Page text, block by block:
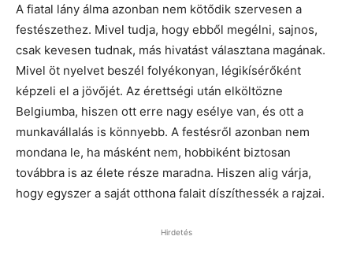
A fiatal lány álma azonban nem kötődik szervesen a
festészethez. Mivel tudja, hogy ebből megélni, sajnos,
csak kevesen tudnak, más hivatást választana magának.
Mivel öt nyelvet beszél folyékonyan, légikísérőként
képzeli el a jövőjét. Az érettségi után elköltözne
Belgiumba, hiszen ott erre nagy esélye van, és ott a
munkavállalás is könnyebb. A festésről azonban nem
mondana le, ha másként nem, hobbiként biztosan
továbbra is az élete része maradna. Hiszen alig várja,
hogy egyszer a saját otthona falait díszíthessék a rajzai.
Hirdetés